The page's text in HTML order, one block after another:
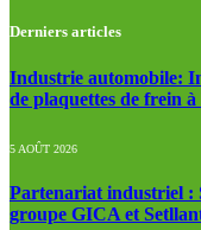
Derniers articles
Industrie automobile:
de plaquettes de frein à
5 AOÛT 2026
Partenariat industriel :
groupe GICA et